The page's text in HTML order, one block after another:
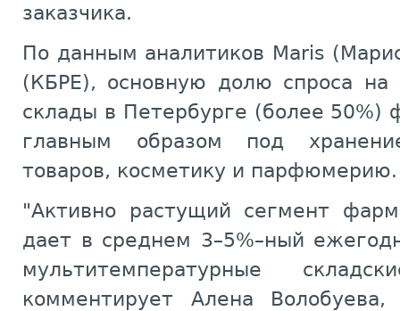
заказчика.
По данным аналитиков Maris
(КБРЕ), основную долю спроса на
склады в Петербурге (более 50%)
главным образом под
товаров, косметику и парфюмерию.
"Активно растущий сегмент
дает в среднем 3–5%–ный
мультитемпературные
комментирует Алена Волобуева,